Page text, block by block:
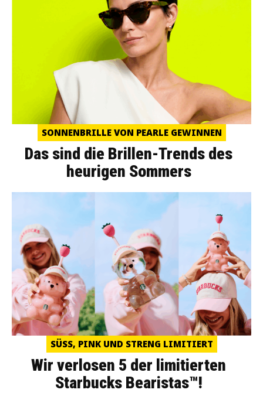
SONNENBRILLE VON PEARLE GEWINNEN
Das sind die Brillen-Trends des
heurigen Sommers
SÜSS, PINK UND STRENG LIMITIERT
Wir verlosen 5 der limitierten
Starbucks Bearistas™!